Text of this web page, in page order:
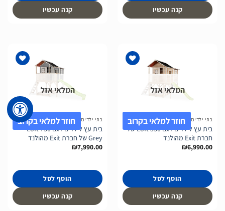
קנה עכשיו קנה עכשיו
המלאי אזל
חוזר למלאי בקרובבתי ילדים לחצר
בית עץ לילדים דגם Loft 550 של
חברת Exit מהולנד
₪6,990.00
הוסף לסל
קנה עכשיו
לרשימת
המשאלות
המלאי אזל
חוזר למלאי בקרובבתי ילדים לחצר
בית עץ לילדים דגם Loft 750
Grey של חברת Exit מהולנד
₪7,990.00
הוסף לסל
קנה עכשיו